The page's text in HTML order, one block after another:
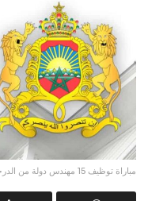
مباراة توظيف 15 مهندس دولة من الدرجة الأولى بوزارة الداخلية 2025